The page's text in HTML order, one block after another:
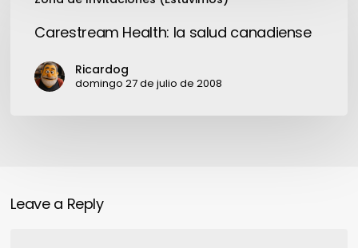
salud
canadiense
Carestream Health: la salud canadiense
Ricardog
domingo 27 de julio de 2008
Leave a Reply